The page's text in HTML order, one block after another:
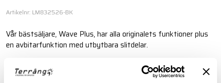
Artikelnr: LM832526-BK
Vår bästsäljare, Wave Plus, har alla originalets funktioner plus
en avbitarfunktion med utbytbara slitdelar.
Läs mer